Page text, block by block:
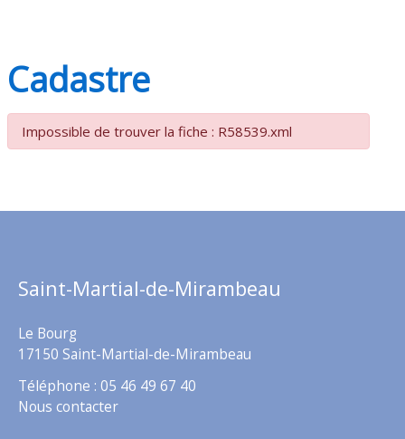
Cadastre
Impossible de trouver la fiche : R58539.xml
Saint-Martial-de-Mirambeau
Le Bourg
17150 Saint-Martial-de-Mirambeau
Téléphone : 05 46 49 67 40
Nous contacter